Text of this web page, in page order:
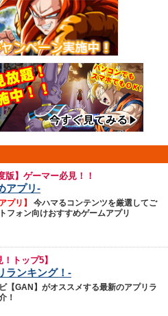
版】ゲーマー必見！！
アプリ-
プリ】
今ハマるコンテンツを厳選してご
フォン向けおすすめゲームアプリ
！トップ5】
ランキング！-
【GAN】がオススメする最新のアプリラ
！